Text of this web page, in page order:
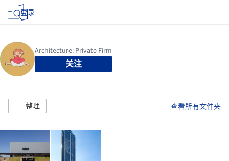
登录
关注
整理 查看所有文件夹